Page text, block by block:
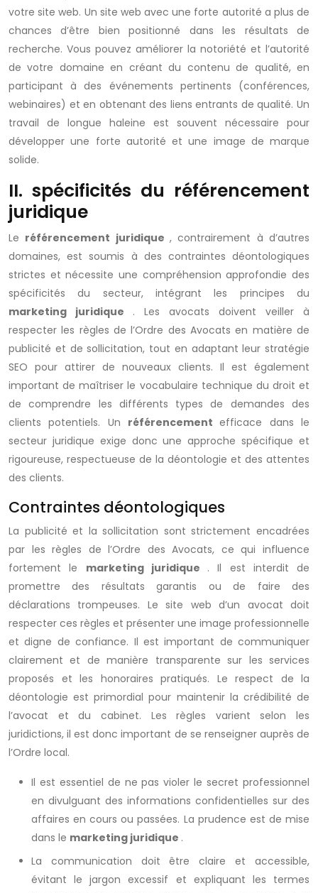
votre site web. Un site web avec une forte autorité a plus de
chances d’être bien positionné dans les résultats de
recherche. Vous pouvez améliorer la notoriété et l’autorité
de votre domaine en créant du contenu de qualité, en
participant à des événements pertinents (conférences,
webinaires) et en obtenant des liens entrants de qualité. Un
travail de longue haleine est souvent nécessaire pour
développer une forte autorité et une image de marque
solide.
II. spécificités du référencement
juridique
Le référencement juridique, contrairement à d’autres
domaines, est soumis à des contraintes déontologiques
strictes et nécessite une compréhension approfondie des
spécificités du secteur, intégrant les principes du
marketing juridique . Les avocats doivent veiller à
respecter les règles de l’Ordre des Avocats en matière de
publicité et de sollicitation, tout en adaptant leur stratégie
SEO pour attirer de nouveaux clients. Il est également
important de maîtriser le vocabulaire technique du droit et
de comprendre les différents types de demandes des
clients potentiels. Un référencementefficace dans le
secteur juridique exige donc une approche spécifique et
rigoureuse, respectueuse de la déontologie et des attentes
des clients.
Contraintes déontologiques
La publicité et la sollicitation sont strictement encadrées
par les règles de l’Ordre des Avocats, ce qui influence
fortement le marketing juridique . Il est interdit de
promettre des résultats garantis ou de faire des
déclarations trompeuses. Le site web d’un avocat doit
respecter ces règles et présenter une image professionnelle
et digne de confiance. Il est important de communiquer
clairement et de manière transparente sur les services
proposés et les honoraires pratiqués. Le respect de la
déontologie est primordial pour maintenir la crédibilité de
l’avocat et du cabinet. Les règles varient selon les
juridictions, il est donc important de se renseigner auprès de
l’Ordre local.
Il est essentiel de ne pas violer le secret professionnel
en divulguant des informations confidentielles sur des
affaires en cours ou passées. La prudence est de mise
dans le marketing juridique .
La communication doit être claire et accessible,
évitant le jargon excessif et expliquant les termes